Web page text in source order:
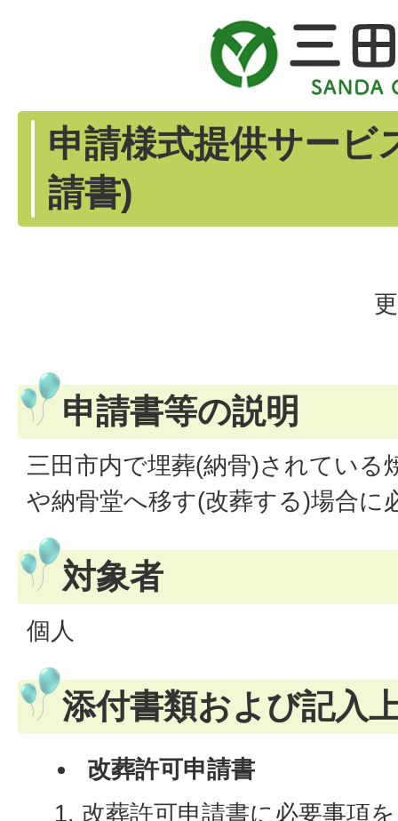
申請様式提供サービ
請書)
申請書等の説明
三田市内で埋葬(納骨)されている
や納骨堂へ移す(改葬する)場合に
対象者
個人
添付書類および記入
改葬許可申請書
改葬許可申請書に必要事項